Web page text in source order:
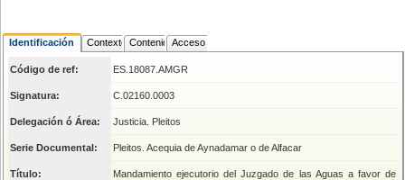
Identificación Contexto ContenidoAcceso
Código de ref: ES.18087.AMGR
Signatura: C.02160.0003
Delegación ó Área: Justicia. Pleitos
Serie Documental: Pleitos. Acequia de Aynadamar o de Alfacar
Título:
Mandamiento ejecutorio del Juzgado de las Aguas a favor de